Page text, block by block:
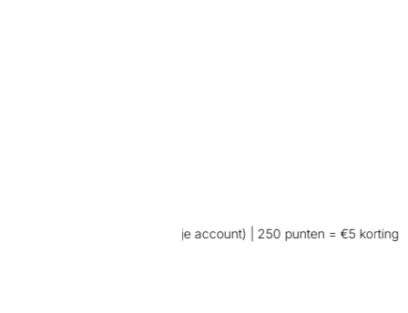
(wel inloggen op je account) | 250 punten = €5 korting